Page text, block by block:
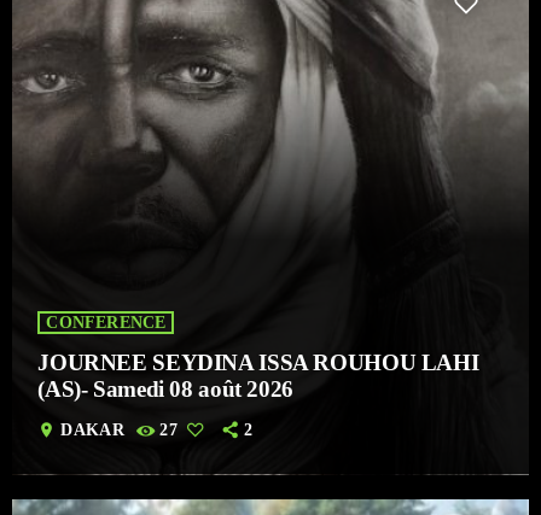
CONFERENCE
JOURNEE SEYDINA ISSA ROUHOU LAHI
(AS)- Samedi 08 août 2026
location_on DAKAR 27 2